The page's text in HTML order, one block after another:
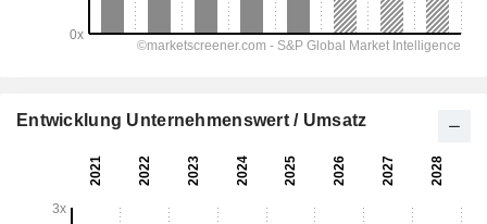
Entwicklung Unternehmenswert / Umsatz